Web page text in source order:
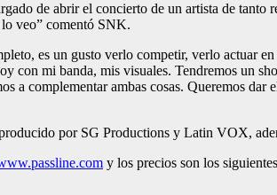
de abrir el concierto de un artista de
lo veo” comentó SNK.
es un gusto verlo competir, verlo actuar
con mi banda, mis visuales. Tendremos un
a complementar ambas cosas. Queremos
por SG Productions y Latin VOX,
y los precios son los